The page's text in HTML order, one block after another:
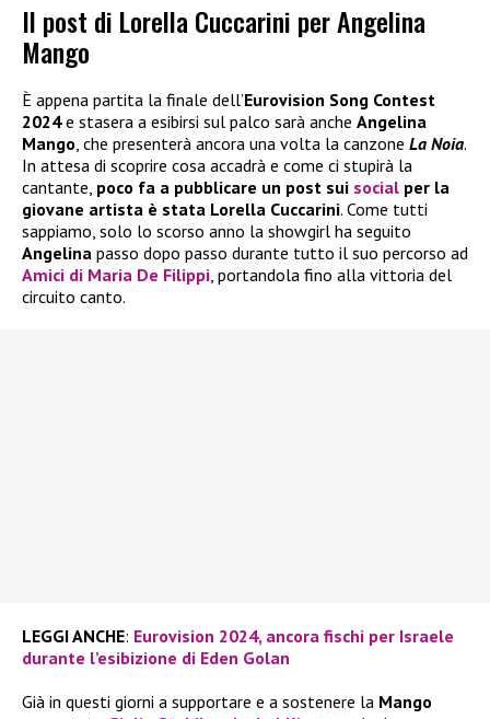
Il post di Lorella Cuccarini per Angelina
Mango
È appena partita la finale dell’Eurovision Song Contest
2024e stasera a esibirsi sul palco sarà anche Angelina
Mango, che presenterà ancora una volta la canzone La Noia.
In attesa di scoprire cosa accadrà e come ci stupirà la
cantante, poco fa a pubblicare un post sui social per la
giovane artista è stata Lorella Cuccarini. Come tutti
sappiamo, solo lo scorso anno la showgirl ha seguito
Angelina passo dopo passo durante tutto il suo percorso ad
Amici di Maria De Filippi, portandola fino alla vittoria del
circuito canto.
LEGGI ANCHE: Eurovision 2024, ancora fischi per Israele
durante l’esibizione di Eden Golan
Già in questi giorni a supportare e a sostenere la Mango